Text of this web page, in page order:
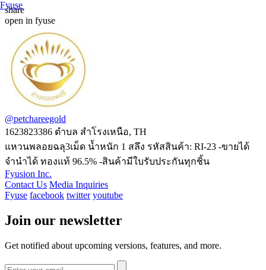
Fyuse
share
open in fyuse
@petchareegold
1623823386 ตำบล สำโรงเหนือ, TH
แหวนพลอยฉลุ3เม็ด น้ำหนัก 1 สลึง รหัสสินค้า: RI-23 -ขายได้
จำนำได้ ทองแท้ 96.5% -สินค้ามีใบรับประกันทุกชิ้น
Fyusion Inc.
Contact Us Media Inquiries
Fyuse facebook twitter youtube
Join our newsletter
Get notified about upcoming versions, features, and more.